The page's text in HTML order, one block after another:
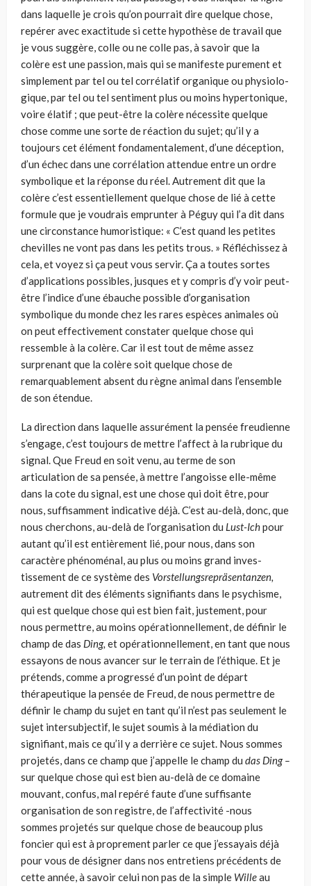
dans laquelle je crois qu’on pourrait dire quelque chose,
repérer avec exactitude si cette hypothèse de travail que
je vous suggère, colle ou ne colle pas, à savoir que la
colère est une passion, mais qui se manifeste purement et
simplement par tel ou tel corrélatif organique ou physiolo­
gique, par tel ou tel sentiment plus ou moins hypertonique,
voire élatif ; que peut-être la colère nécessite quelque
chose comme une sorte de réac­tion du sujet; qu’il y a
toujours cet élément fondamentalement, d’une déception,
d’un échec dans une corrélation attendue entre un ordre
sym­bolique et la réponse du réel. Autrement dit que la
colère c’est essentiel­lement quelque chose de lié à cette
formule que je voudrais emprunter à Péguy qui l’a dit dans
une circonstance humoristique: « C’est quand les petites
chevilles ne vont pas dans les petits trous. » Réfléchissez à
cela, et voyez si ça peut vous servir. Ça a toutes sortes
d’applications possibles, jusques et y compris d’y voir peut-
être l’indice d’une ébauche possible d’organisation
symbolique du monde chez les rares espèces animales où
on peut effectivement constater quelque chose qui
ressemble à la colère. Car il est tout de même assez
surprenant que la colère soit quelque chose de
remarquablement absent du règne animal dans l’ensemble
de son éten­due.
La direction dans laquelle assurément la pensée freudienne
s’engage, c’est toujours de mettre l’affect à la rubrique du
signal. Que Freud en soit venu, au terme de son
articulation de sa pensée, à mettre l’angoisse elle-même
dans la cote du signal, est une chose qui doit être, pour
nous, suffisamment indicative déjà. C’est au-delà, donc, que
nous cherchons, au-delà de l’organisation du Lust-Ichpour
autant qu’il est entièrement lié, pour nous, dans son
caractère phénoménal, au plus ou moins grand inves­
tissement de ce système des Vorstellungsrepräsentanzen,
autrement dit des éléments signifiants dans le psychisme,
qui est quelque chose qui est bien fait, justement, pour
nous permettre, au moins opérationnellement, de définir le
champ de das Ding, et opérationnellement, en tant que nous
essayons de nous avancer sur le terrain de l’éthique. Et je
prétends, comme a progressé d’un point de départ
thérapeutique la pensée de Freud, de nous permettre de
définir le champ du sujet en tant qu’il n’est pas seulement le
sujet intersubjectif, le sujet soumis à la médiation du
signifiant, mais ce qu’il y a derrière ce sujet. Nous sommes
projetés, dans ce champ que j’appelle le champ du das Ding –
sur quelque chose qui est bien au-delà de ce domaine
mouvant, confus, mal repéré faute d’une suf­fisante
organisation de son registre, de l’affectivité -nous
sommes proje­tés sur quelque chose de beaucoup plus
foncier qui est à proprement par­ler ce que j’essayais déjà
pour vous de désigner dans nos entretiens précédents de
cette année, à savoir celui non pas de la simple Willeau